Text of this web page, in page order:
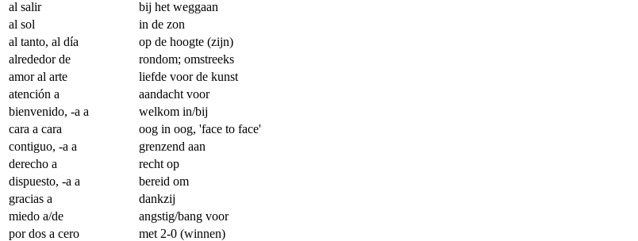
al salir
bij het weggaan
al sol
in de zon
al tanto, al día
op de hoogte (zijn)
alrededor de
rondom; omstreeks
amor al arte
liefde voor de kunst
atención a
aandacht voor
bienvenido, -a a
welkom in/bij
cara a cara
oog in oog, 'face to face'
contiguo, -a a
grenzend aan
derecho a
recht op
dispuesto, -a a
bereid om
gracias a
dankzij
miedo a/de
angstig/bang voor
por dos a cero
met 2-0 (winnen)